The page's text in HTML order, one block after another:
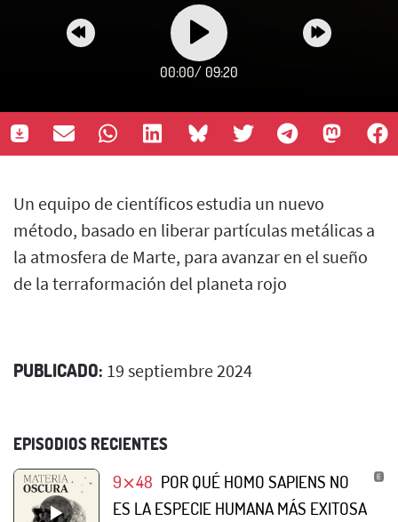
00:00/ 09:20
Un equipo de científicos estudia un nuevo
método, basado en liberar partículas metálicas a
la atmosfera de Marte, para avanzar en el sueño
de la terraformación del planeta rojo
PUBLICADO: 19 septiembre 2024
EPISODIOS RECIENTES
9⨯48 POR QUÉ HOMO SAPIENS NO
ES LA ESPECIE HUMANA MÁS EXITOSA